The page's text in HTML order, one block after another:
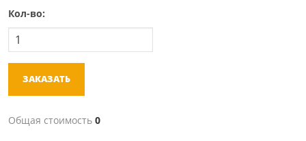
Кол-во:
ЗАКАЗАТЬ
Общая стоимость 0